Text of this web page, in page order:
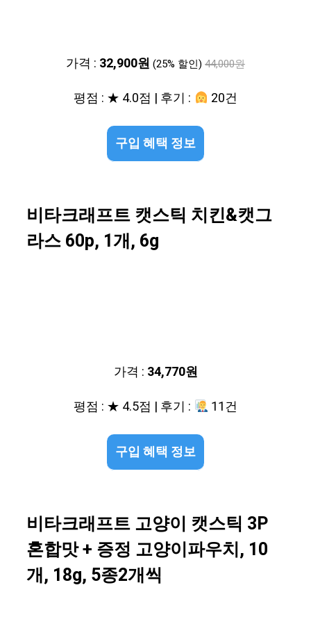
가격 : 32,900원 (25% 할인) 44,000원
평점 : ★ 4.0점 | 후기 : 20건
구입 혜택 정보
비타크래프트 캣스틱 치킨&캣그
라스 60p, 1개, 6g
가격 : 34,770원
평점 : ★ 4.5점 | 후기 :
11건
구입 혜택 정보
비타크래프트 고양이 캣스틱 3P
혼합맛 + 증정 고양이파우치, 10
개, 18g, 5종2개씩